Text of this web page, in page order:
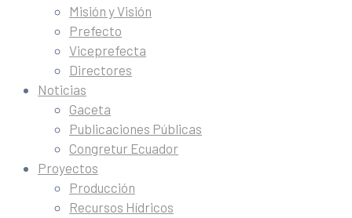
Misión y Visión
Prefecto
Viceprefecta
Directores
Noticias
Gaceta
Publicaciones Públicas
Congretur Ecuador
Proyectos
Producción
Recursos Hídricos